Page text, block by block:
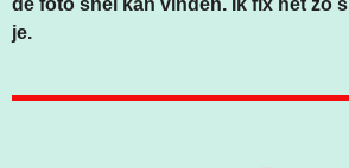
de foto snel kan vinden. Ik fix het zo
je.